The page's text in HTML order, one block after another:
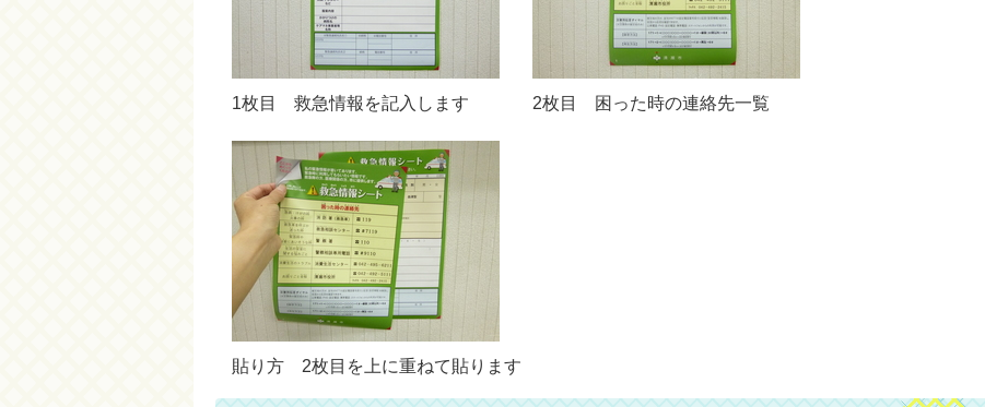
1枚目 救急情報を記入します 2枚目 困った時の連絡先一覧
貼り方 2枚目を上に重ねて貼ります